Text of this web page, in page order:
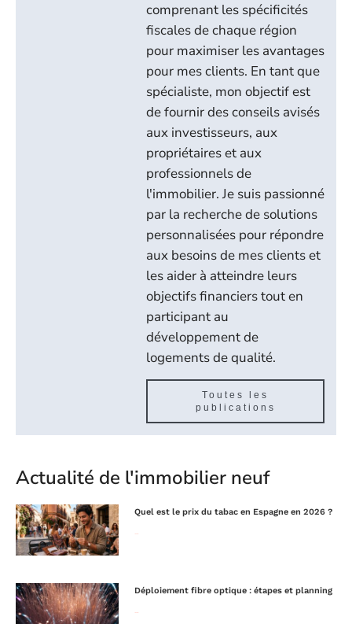
comprenant les spécificités
fiscales de chaque région
pour maximiser les avantages
pour mes clients. En tant que
spécialiste, mon objectif est
de fournir des conseils avisés
aux investisseurs, aux
propriétaires et aux
professionnels de
l'immobilier. Je suis passionné
par la recherche de solutions
personnalisées pour répondre
aux besoins de mes clients et
les aider à atteindre leurs
objectifs financiers tout en
participant au
développement de
logements de qualité.
Toutes les
publications
Actualité de l'immobilier neuf
Quel est le prix du tabac en Espagne en 2026 ?
Déploiement fibre optique : étapes et planning